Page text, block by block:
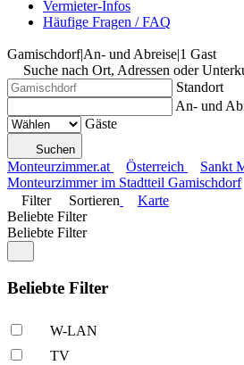
Vermieter-Infos
Häufige Fragen / FAQ
Gamischdorf|An- und Abreise|1 Gast
Suche nach Ort, Adressen oder
Standort
An- und
Gäste
Suchen
Monteurzimmer.at Österreich
Sankt
Monteurzimmer im Stadtteil Gamischdorf
Filter
Sortieren
Karte
Beliebte Filter
Beliebte Filter
Beliebte Filter
W-LAN
TV